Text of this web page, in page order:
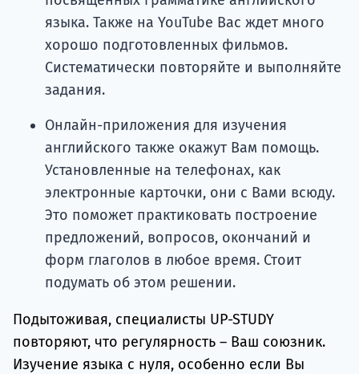
языка. Также на YouTube Вас ждет много
хорошо подготовленных фильмов.
Систематически повторяйте и выполняйте
задания.
Онлайн-приложения для изучения
английского также окажут Вам помощь.
Установленные на телефонах, как
электронные карточки, они с Вами всюду.
Это поможет практиковать построение
предложений, вопросов, окончаний и
форм глаголов в любое время. Стоит
подумать об этом решении.
Подытоживая, специалисты UP-STUDY
повторяют, что регулярность – Ваш союзник.
Изучение языка с нуля, особенно если Вы